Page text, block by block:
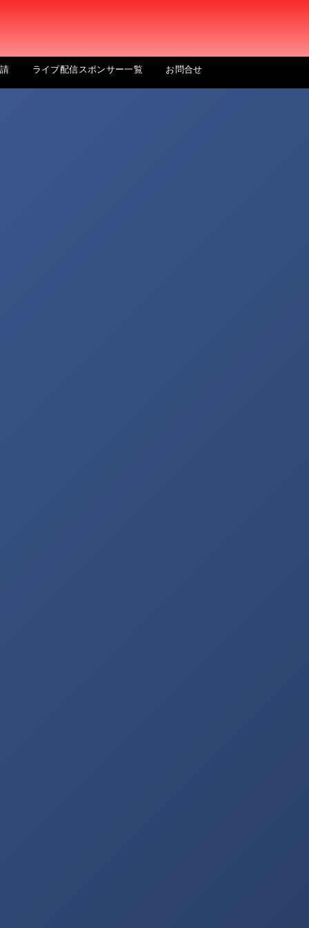
ライブ配信スポンサー一覧 お問合せ